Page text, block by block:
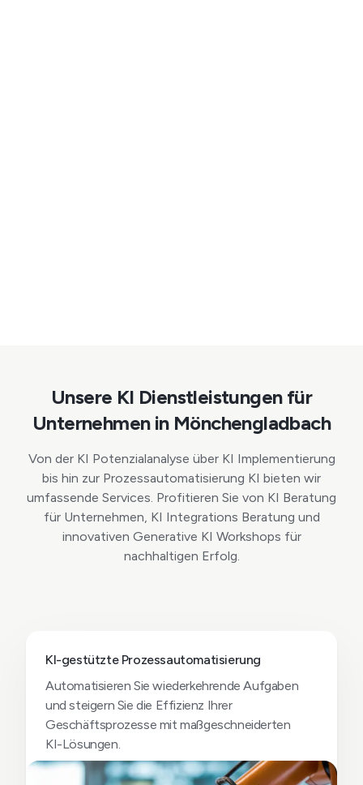
Unsere KI Dienstleistungen für
Unternehmen in Mönchengladbach
Von der KI Potenzialanalyse über KI Implementierung
bis hin zur Prozessautomatisierung KI bieten wir
umfassende Services. Profitieren Sie von KI Beratung
für Unternehmen, KI Integrations Beratung und
innovativen Generative KI Workshops für
nachhaltigen Erfolg.
KI-gestützte Prozessautomatisierung
Automatisieren Sie wiederkehrende Aufgaben
und steigern Sie die Effizienz Ihrer
Geschäftsprozesse mit maßgeschneiderten
KI-Lösungen.